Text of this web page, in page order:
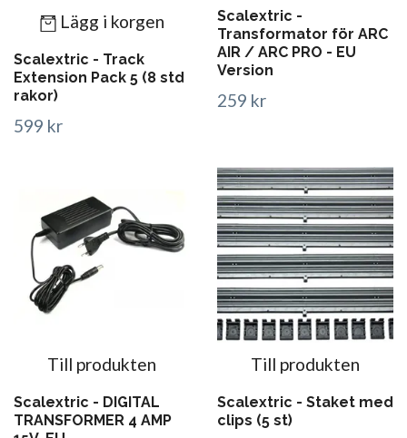
Lägg i korgen
Scalextric - Track
Extension Pack 5 (8 std
rakor)
599 kr
Scalextric -
Transformator för ARC
AIR / ARC PRO - EU
Version
259 kr
Till produkten
Scalextric - DIGITAL
TRANSFORMER 4 AMP
Till produkten
Scalextric - Staket med
clips (5 st)